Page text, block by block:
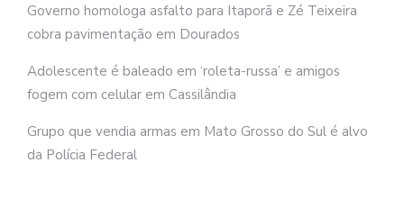
Governo homologa asfalto para Itaporã e Zé Teixeira
cobra pavimentação em Dourados
Adolescente é baleado em ‘roleta-russa’ e amigos
fogem com celular em Cassilândia
Grupo que vendia armas em Mato Grosso do Sul é alvo
da Polícia Federal